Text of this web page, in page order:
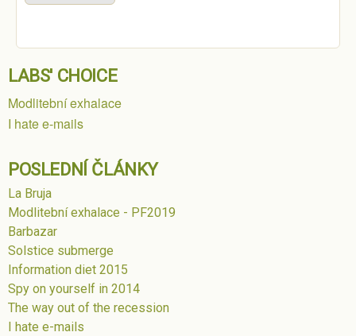
LABS' CHOICE
Modlitební exhalace
I hate e-mails
POSLEDNÍ ČLÁNKY
La Bruja
Modlitební exhalace - PF2019
Barbazar
Solstice submerge
Information diet 2015
Spy on yourself in 2014
The way out of the recession
I hate e-mails